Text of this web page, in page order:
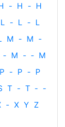
- H - H
L - L - L
M - M -
- M - ‐ M
P - P - P
T - T ‐ -
- X Y Z